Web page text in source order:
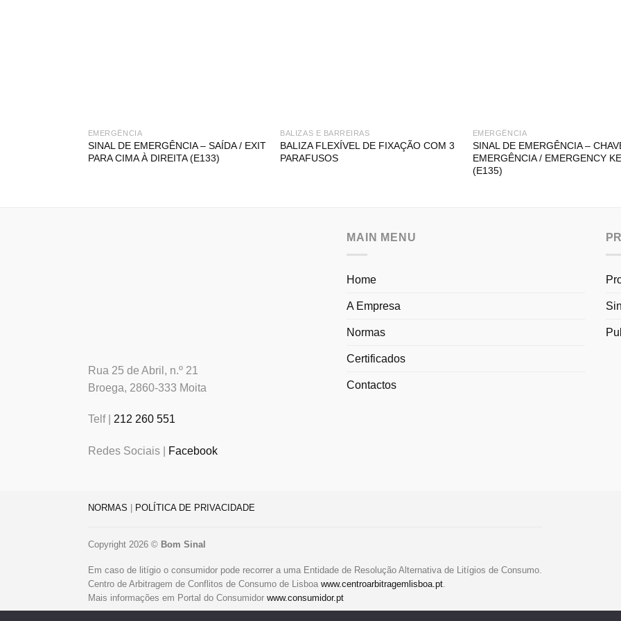
EMERGÊNCIA
SINAL DE EMERGÊNCIA – SAÍDA / EXIT
PARA CIMA À DIREITA (E133)
BALIZAS E BARREIRAS
BALIZA FLEXÍVEL DE FIXAÇÃO COM 3
PARAFUSOS
EMERGÊNCIA
SINAL DE EMERGÊNCIA –
EMERGÊNCIA / EMERGENCY
(E135)
Rua 25 de Abril, n.º 21
Broega, 2860-333 Moita
Telf | 212 260 551
Redes Sociais | Facebook
MAIN MENU
Home
A Empresa
Normas
Certificados
Contactos
NORMAS POLÍTICA DE PRIVACIDADE
Copyright 2026 © Bom Sinal
Em caso de litígio o consumidor pode recorrer a uma Entidade de Resolução Alternativa de Litígios de Consumo.
Centro de Arbitragem de Conflitos de Consumo de Lisboa www.centroarbitragemlisboa.pt
Mais informações em Portal do Consumidor www.consumidor.pt